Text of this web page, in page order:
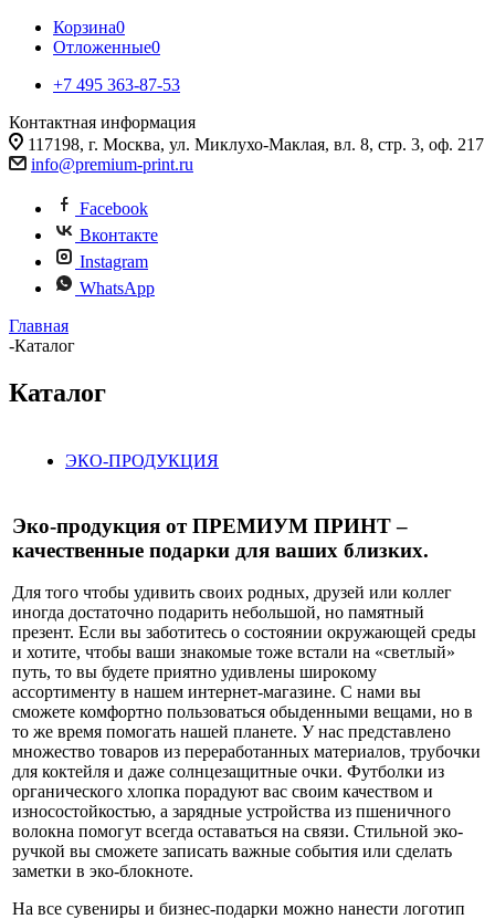
Корзина0
Отложенные0
+7 495 363-87-53
Контактная информация
117198, г. Москва, ул. Миклухо-Маклая, вл. 8, стр. 3, оф. 217
info@premium-print.ru
Facebook
Вконтакте
Instagram
WhatsApp
Главная
-Каталог
Каталог
ЭКО-ПРОДУКЦИЯ
Эко-продукция от ПРЕМИУМ ПРИНТ –
качественные подарки для ваших близких.
Для того чтобы удивить своих родных, друзей или коллег
иногда достаточно подарить небольшой, но памятный
презент. Если вы заботитесь о состоянии окружающей среды
и хотите, чтобы ваши знакомые тоже встали на «светлый»
путь, то вы будете приятно удивлены широкому
ассортименту в нашем интернет-магазине. С нами вы
сможете комфортно пользоваться обыденными вещами, но в
то же время помогать нашей планете. У нас представлено
множество товаров из переработанных материалов, трубочки
для коктейля и даже солнцезащитные очки. Футболки из
органического хлопка порадуют вас своим качеством и
износостойкостью, а зарядные устройства из пшеничного
волокна помогут всегда оставаться на связи. Стильной эко-
ручкой вы сможете записать важные события или сделать
заметки в эко-блокноте.
На все сувениры и бизнес-подарки можно нанести логотип